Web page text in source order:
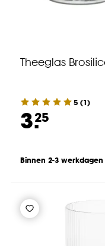
Theeglas
5 (1)
3.25
Binnen 2-3